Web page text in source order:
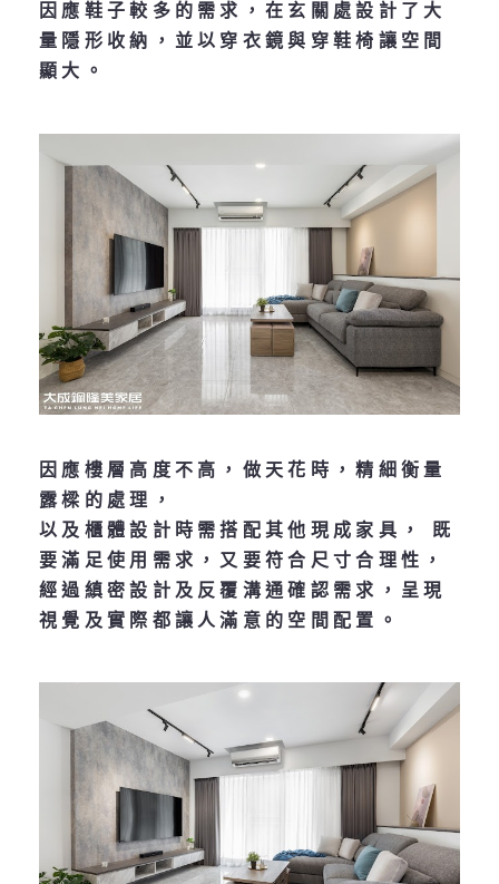
因應鞋子較多的需求，在玄關處設計了大
量隱形收納，並以穿衣鏡與穿鞋椅讓空間
顯大。
因應樓層高度不高，做天花時，精細衡量
露樑的處理，
以及櫃體設計時需搭配其他現成家具， 既
要滿足使用需求，又要符合尺寸合理性，
經過縝密設計及反覆溝通確認需求，呈現
視覺及實際都讓人滿意的空間配置。